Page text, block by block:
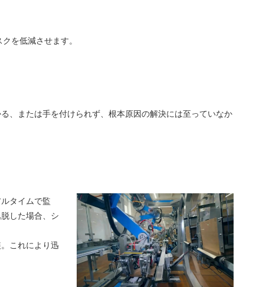
を低減させます。
、または手を付けられず、根本原因の解決には至っていなか
タイムで監
した場合、シ
これにより迅